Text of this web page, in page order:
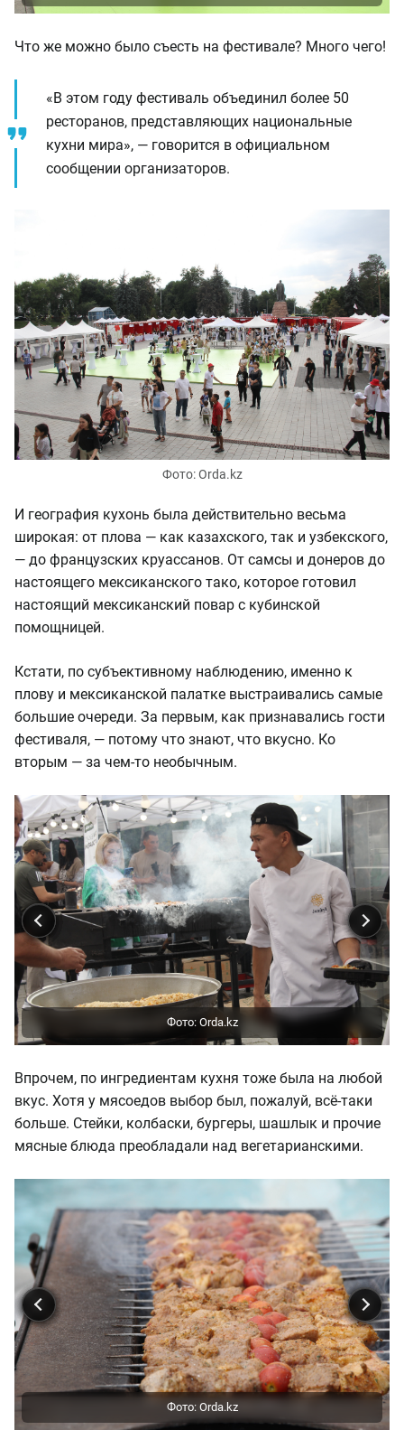
Что же можно было съесть на фестивале? Много чего!
«В этом году фестиваль объединил более 50
ресторанов, представляющих национальные
кухни мира», — говорится в официальном
сообщении организаторов.
Фото: Orda.kz
И география кухонь была действительно весьма
широкая: от плова — как казахского, так и узбекского,
— до французских круассанов. От самсы и донеров до
настоящего мексиканского тако, которое готовил
настоящий мексиканский повар с кубинской
помощницей.
Кстати, по субъективному наблюдению, именно к
плову и мексиканской палатке выстраивались самые
большие очереди. За первым, как признавались гости
фестиваля, — потому что знают, что вкусно. Ко
вторым — за чем-то необычным.
Впрочем, по ингредиентам кухня тоже была на любой
вкус. Хотя у мясоедов выбор был, пожалуй, всё-таки
больше. Стейки, колбаски, бургеры, шашлык и прочие
мясные блюда преобладали над вегетарианскими.